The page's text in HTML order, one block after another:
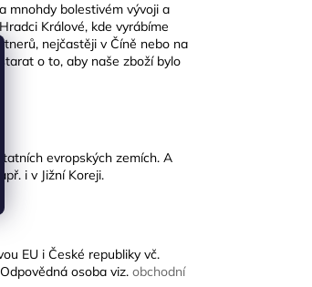
mnohdy bolestivém vývoji a
Králové, kde vyrábíme
nejčastěji v Číně nebo na
o to, aby naše zboží bylo
evropských zemích. A
i v Jižní Koreji.
EU i České republiky vč.
osoba viz. obchodní